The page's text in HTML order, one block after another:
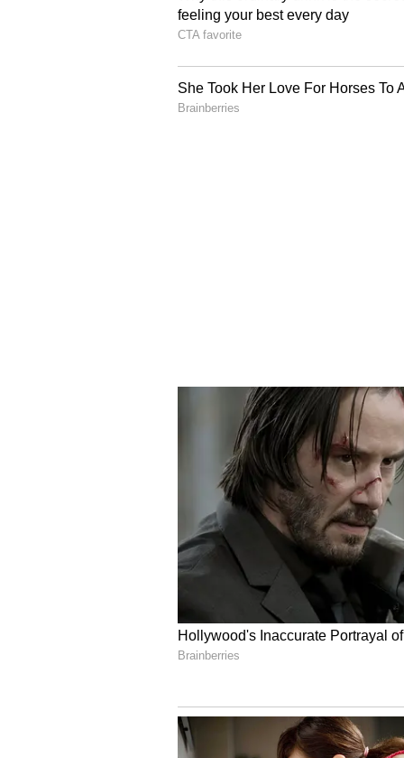
ವರ್ಷದಿಂದ ಆತನ ಮೇಲೆ ಮಿಲಿಟರಿ ಗುಪ್ತಚರ
ಚೀಟಿ, ಸೇನಾ ಸಮವಸ್ತ್ರದಲ್ಲಿನ ಆತನ
ಪಡೆದುಕೊಳ್ಳಲಾಗಿತ್ತು.